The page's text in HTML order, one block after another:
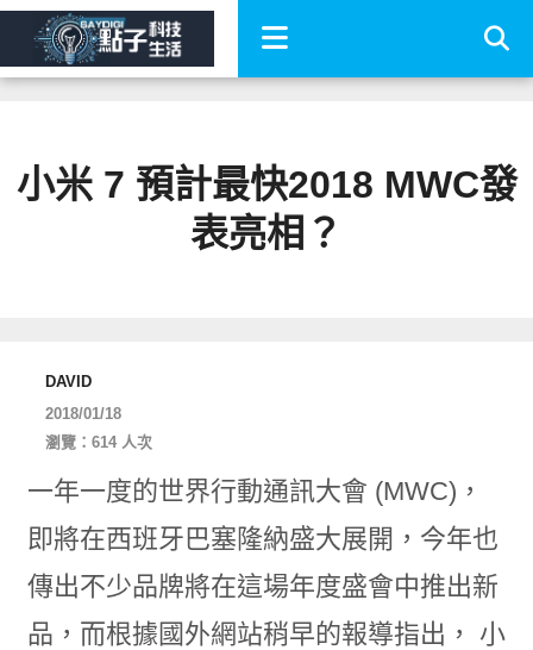
小米 7 預計最快2018 MWC發
表亮相？
DAVID
2018/01/18
瀏覽：614 人次
一年一度的世界行動通訊大會 (MWC)，
即將在西班牙巴塞隆納盛大展開，今年也
傳出不少品牌將在這場年度盛會中推出新
品，而根據國外網站稍早的報導指出， 小